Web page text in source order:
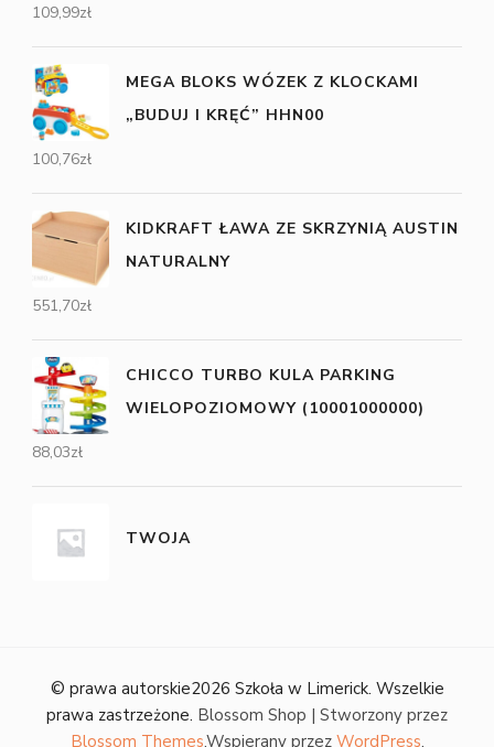
109,99zł
MEGA BLOKS WÓZEK Z KLOCKAMI
„BUDUJ I KRĘĆ” HHN00
100,76zł
KIDKRAFT ŁAWA ZE SKRZYNIĄ AUSTIN
NATURALNY
551,70zł
CHICCO TURBO KULA PARKING
WIELOPOZIOMOWY (10001000000)
88,03zł
TWOJA
© prawa autorskie2026 Szkoła w Limerick. Wszelkie
prawa zastrzeżone. Blossom Shop | Stworzony przez
Blossom Themes.Wspierany przez WordPress.